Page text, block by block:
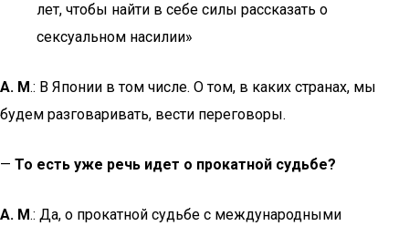
лет, чтобы найти в себе силы рассказать о
сексуальном насилии»
А. М.: В Японии в том числе. О том, в каких странах, мы
будем разговаривать, вести переговоры.
— То есть уже речь идет о прокатной судьбе?
А. М.: Да, о прокатной судьбе с международными